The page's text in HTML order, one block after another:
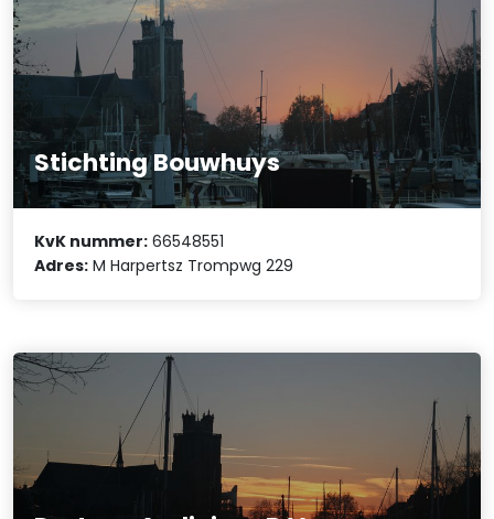
Stichting Bouwhuys
KvK nummer: 66548551
Adres: M Harpertsz Trompwg 229